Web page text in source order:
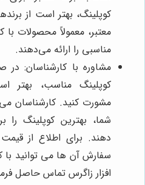
کوپلینگ، بهتر است از
معتبر، معمولاً محصولات
مناسبی را ارائه می‌دهند.
مشاوره با کارشناسان: در
کوپلینگ مناسب، بهتر
مشورت کنید. کارشناسان
شما، بهترین کوپلینگ را
دهند. برای اطلاع از
سفارش آن ها می توانید
افزار زاگرس تماس حاصل